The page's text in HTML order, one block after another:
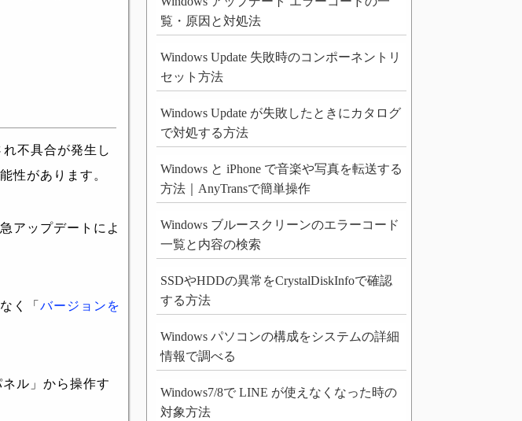
不具合が発生し
性があります。
アップデートによ
く「 バージョンを
ル」から操作す
覧・原因と対処法
Windows Update 失敗時のコンポーネントリ
セット方法
Windows Update が失敗したときにカタログ
で対処する方法
Windows と iPhone で音楽や写真を転送する
方法｜AnyTransで簡単操作
Windows ブルースクリーンのエラーコード
一覧と内容の検索
SSDやHDDの異常をCrystalDiskInfoで確認
する方法
Windows パソコンの構成をシステムの詳細
情報で調べる
Windows7/8で LINE が使えなくなった時の
対象方法